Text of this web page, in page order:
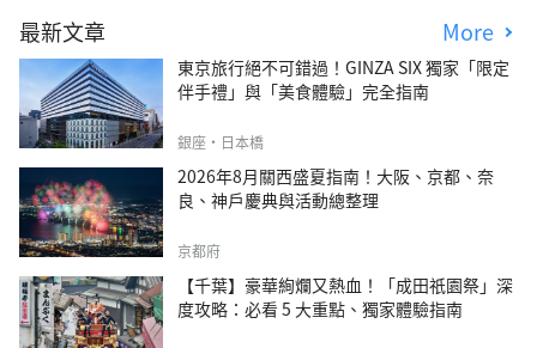
最新文章 More
東京旅行絕不可錯過！GINZA SIX 獨家「限定
伴手禮」與「美食體驗」完全指南
銀座・日本橋
2026年8月關西盛夏指南！大阪、京都、奈
良、神戶慶典與活動總整理
京都府
【千葉】豪華絢爛又熱血！「成田祇園祭」深
度攻略：必看 5 大重點、獨家體驗指南